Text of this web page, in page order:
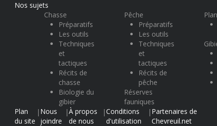
Nos sujets
Chasse
Préparatifs
Les outils
Techniques
et
tactiques
Récits de
chasse
Biologie du
gibier
Pêche
Préparatifs
Les outils
Techniques
et
tactiques
Récits de
pêche
Réserves
fauniques
Plan
du site
| Nous
joindre
|À propos
de nous
|Conditions
d'utilisation
| Partenaires de
Chevreuil.net